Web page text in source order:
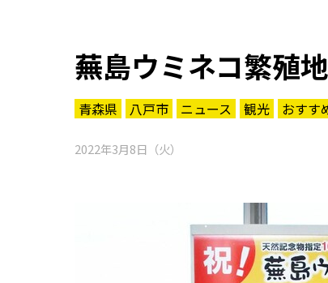
蕪島ウミネコ繁殖
青森県 八戸市 ニュース 観光 おすす
2022年3月8日（火）